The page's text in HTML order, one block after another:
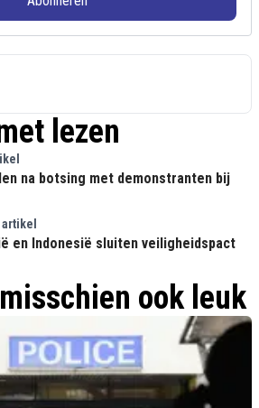
lezen
na botsing met demonstranten bij
en Indonesië sluiten veiligheidspact
ook leuk